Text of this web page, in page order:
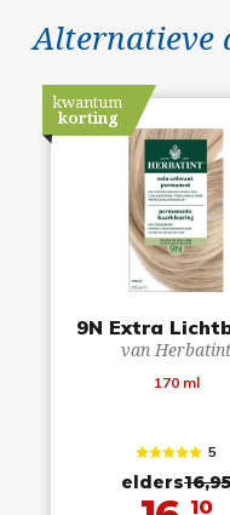
Alternatieve
9N Extra
van Herbatint
170 ml
kwantum
korting
5
elders16,95
10